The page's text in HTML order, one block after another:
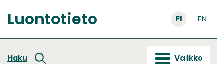
sisältöön
Etusivu
Luontotieto FI EN
Haku Valikko